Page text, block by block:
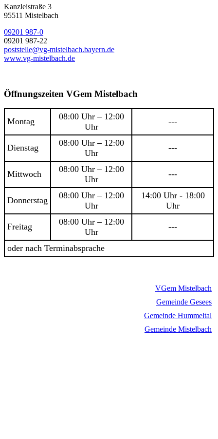
Kanzleistraße 3
95511 Mistelbach
09201 987-0
09201 987-22
poststelle@vg-mistelbach.bayern.de
www.vg-mistelbach.de
Öffnungszeiten VGem Mistelbach
Montag
08:00 Uhr – 12:00
Uhr
---
Dienstag
08:00 Uhr – 12:00
Uhr
---
Mittwoch
08:00 Uhr – 12:00
Uhr
---
Donnerstag
08:00 Uhr – 12:00
Uhr
14:00 Uhr - 18:00
Uhr
Freitag
08:00 Uhr – 12:00
Uhr
---
oder nach Terminabsprache
VGem Mistelbach
Gemeinde Gesees
Gemeinde Hummeltal
Gemeinde Mistelbach